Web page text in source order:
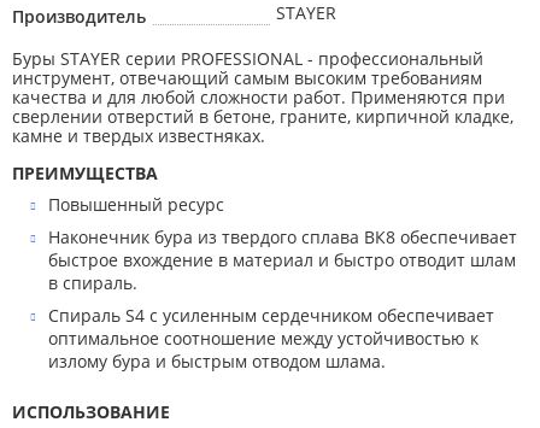
Производитель
STAYER
Буры STAYER серии PROFESSIONAL - профессиональный
инструмент, отвечающий самым высоким требованиям
качества и для любой сложности работ. Применяются при
сверлении отверстий в бетоне, граните, кирпичной кладке,
камне и твердых известняках.
ПРЕИМУЩЕСТВА
Повышенный ресурс
Наконечник бура из твердого сплава ВК8 обеспечивает
быстрое вхождение в материал и быстро отводит шлам
в спираль.
Спираль S4 с усиленным сердечником обеспечивает
оптимальное соотношение между устойчивостью к
излому бура и быстрым отводом шлама.
ИСПОЛЬЗОВАНИЕ